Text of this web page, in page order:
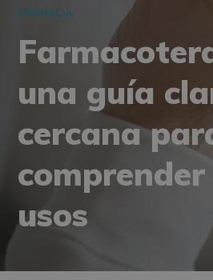
FARMACIA
una guía
cercana
comprender
usos